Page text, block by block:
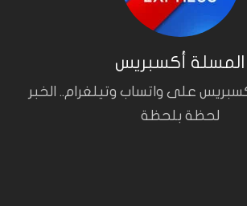
المسلة أكسبريس
على واتساب وتيلغرام.. الخبر
لحظة بلحظة